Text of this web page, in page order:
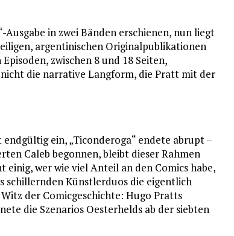
Ausgabe in zwei Bänden erschienen, nun liegt
argentinischen Originalpublikationen
zwischen 8 und 18 Seiten,
die narrative Langform, die Pratt mit der
ein, „Ticonderoga“ endete abrupt –
Caleb begonnen, bleibt dieser Rahmen
wer wie viel Anteil an den Comics habe,
schillernden Künstlerduos die eigentlich
der Comicgeschichte: Hugo Pratts
die Szenarios Oesterhelds ab der siebten